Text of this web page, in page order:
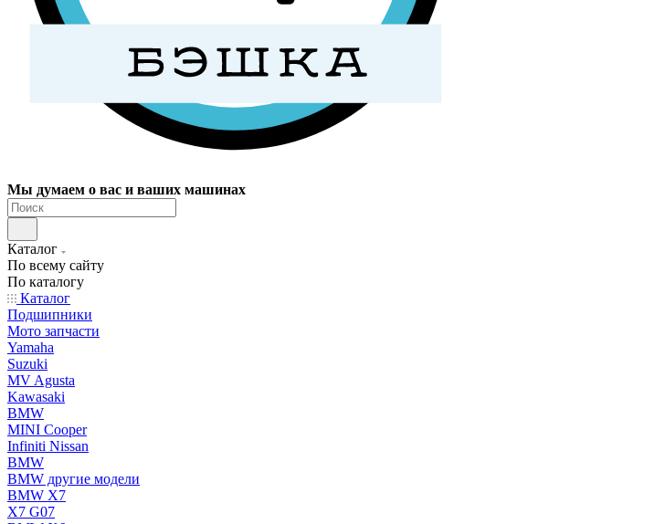
Мы думаем о вас и ваших машинах
Каталог
По всему сайту
По каталогу
Каталог
Подшипники
Мото запчасти
Yamaha
Suzuki
MV Agusta
Kawasaki
BMW
MINI Cooper
Infiniti Nissan
BMW
BMW другие модели
BMW X7
X7 G07